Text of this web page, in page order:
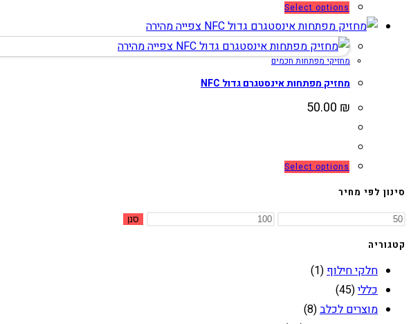
בעמוד
המוצר
Select options
זה
יש
מספר
סוגים.
צפייה מהירה
צפייה מהירה
מחזיקי מפתחות חכמים
מחזיק מפתחות אינסטגרם גדול NFC
50.00 ₪
Select options
מספר
סינון לפי מחיר
מחיר
מחיר
סנן
קטגוריה
חלקי חילוף(1)
כללי(45)
מוצרים לכלב(8)